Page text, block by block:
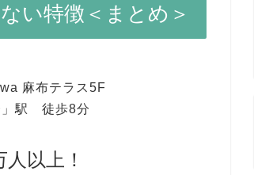
い特徴＜まとめ＞
麻布テラス5F
」駅 徒歩8分
以上！